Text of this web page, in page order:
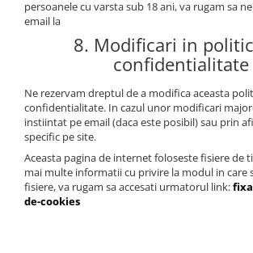
persoanele cu varsta sub 18 ani, va rugam sa
email la
8. Modificari in
confidentialitate
Ne rezervam dreptul de a modifica aceasta
confidentialitate. In cazul unor modificari
instiintat pe email (daca este posibil) sau prin
specific pe site.
Aceasta pagina de internet foloseste fisiere de
mai multe informatii cu privire la modul in care
fisiere, va rugam sa accesati urmatorul link:
de-cookies